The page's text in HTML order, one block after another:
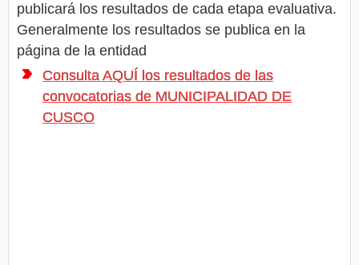
publicará los resultados de cada etapa evaluativa.
Generalmente los resultados se publica en la
página de la entidad
Consulta AQUÍ los resultados de las
convocatorias de MUNICIPALIDAD DE
CUSCO